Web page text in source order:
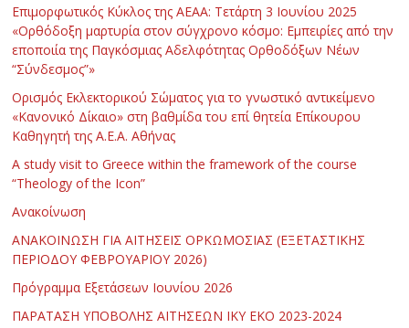
Επιμορφωτικός Κύκλος της ΑΕΑΑ: Τετάρτη 3 Ιουνίου 2025
«Ορθόδοξη μαρτυρία στον σύγχρονο κόσμο: Εμπειρίες από την
εποποιία της Παγκόσμιας Αδελφότητας Ορθοδόξων Νέων
“Σύνδεσμος”»
Ορισμός Εκλεκτορικού Σώματος για το γνωστικό αντικείμενο
«Κανονικό Δίκαιο» στη βαθμίδα του επί θητεία Επίκουρου
Καθηγητή της Α.Ε.Α. Αθήνας
Α study visit to Greece within the framework of the course
“Theology of the Icon”
Ανακοίνωση
ΑΝΑΚΟΙΝΩΣΗ ΓΙΑ ΑΙΤΗΣΕΙΣ ΟΡΚΩΜΟΣΙΑΣ (ΕΞΕΤΑΣΤΙΚΗΣ
ΠΕΡΙΟΔΟΥ ΦΕΒΡΟΥΑΡΙΟΥ 2026)
Πρόγραμμα Εξετάσεων Ιουνίου 2026
ΠΑΡΑΤΑΣΗ ΥΠΟΒΟΛΗΣ ΑΙΤΗΣΕΩΝ ΙΚΥ ΕΚΟ 2023-2024